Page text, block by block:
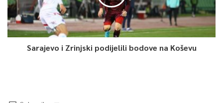
Sarajevo i Zrinjski podijelili bodove na Koševu